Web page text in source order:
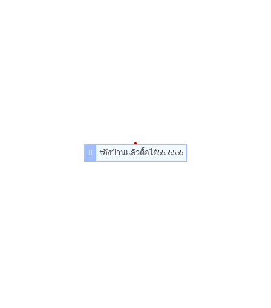
#ถึงบ้านแล้วดื้อได้5555555